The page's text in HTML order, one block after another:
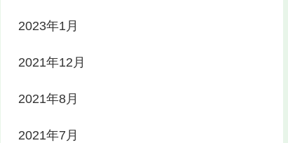
2023年1月
2021年12月
2021年8月
2021年7月